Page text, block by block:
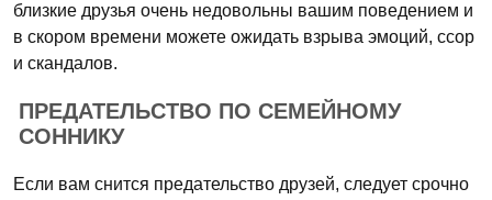
близкие друзья очень недовольны вашим поведением и
в скором времени можете ожидать взрыва эмоций, ссор
и скандалов.
ПРЕДАТЕЛЬСТВО ПО СЕМЕЙНОМУ
СОННИКУ
Если вам снится предательство друзей, следует срочно